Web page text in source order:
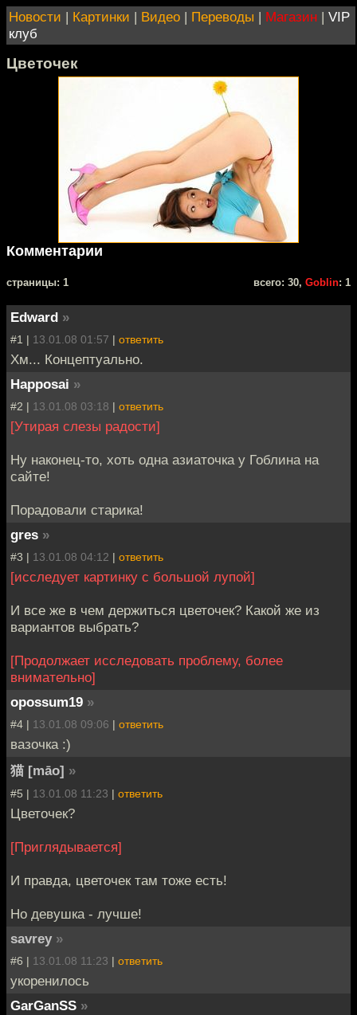
Новости | Картинки | Видео | Переводы | Магазин | VIP
клуб
Цветочек
Комментарии
cтраницы: 1 всего: 30, Goblin: 1
Edward »
#1 | 13.01.08 01:57 | ответить
Хм... Концептуально.
Happosai »
#2 | 13.01.08 03:18 | ответить
[Утирая слезы радости]
Ну наконец-то, хоть одна азиаточка у Гоблина на
сайте!
Порадовали старика!
gres »
#3 | 13.01.08 04:12 | ответить
[исследует картинку с большой лупой]
И все же в чем держиться цветочек? Какой же из
вариантов выбрать?
[Продолжает исследовать проблему, более
внимательно]
opossum19 »
#4 | 13.01.08 09:06 | ответить
вазочка :)
猫 [māo] »
#5 | 13.01.08 11:23 | ответить
Цветочек?
[Приглядывается]
И правда, цветочек там тоже есть!
Но девушка - лучше!
savrey »
#6 | 13.01.08 11:23 | ответить
укоренилось
GarGanSS »